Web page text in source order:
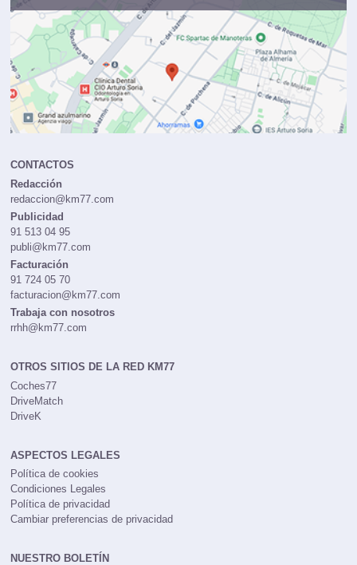
CONTACTOS
Redacción
redaccion@km77.com
Publicidad
91 513 04 95
publi@km77.com
Facturación
91 724 05 70
facturacion@km77.com
Trabaja con nosotros
rrhh@km77.com
OTROS SITIOS DE LA RED KM77
Coches77
DriveMatch
DriveK
ASPECTOS LEGALES
Política de cookies
Condiciones Legales
Política de privacidad
Cambiar preferencias de privacidad
NUESTRO BOLETÍN